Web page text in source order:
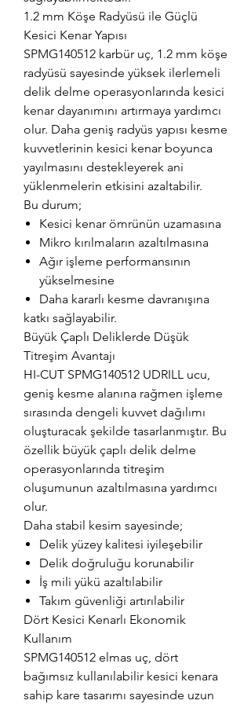
1.2 mm Köşe Radyüsü ile Güçlü
Kesici Kenar Yapısı
SPMG140512 karbür uç, 1.2 mm köşe
radyüsü sayesinde yüksek ilerlemeli
delik delme operasyonlarında kesici
kenar dayanımını artırmaya yardımcı
olur. Daha geniş radyüs yapısı kesme
kuvvetlerinin kesici kenar boyunca
yayılmasını destekleyerek ani
yüklenmelerin etkisini azaltabilir.
Bu durum;
Kesici kenar ömrünün uzamasına
Mikro kırılmaların azaltılmasına
Ağır işleme performansının
yükselmesine
Daha kararlı kesme davranışına
katkı sağlayabilir.
Büyük Çaplı Deliklerde Düşük
Titreşim Avantajı
HI-CUT SPMG140512 UDRILL ucu,
geniş kesme alanına rağmen işleme
sırasında dengeli kuvvet dağılımı
oluşturacak şekilde tasarlanmıştır. Bu
özellik büyük çaplı delik delme
operasyonlarında titreşim
oluşumunun azaltılmasına yardımcı
olur.
Daha stabil kesim sayesinde;
Delik yüzey kalitesi iyileşebilir
Delik doğruluğu korunabilir
İş mili yükü azaltılabilir
Takım güvenliği artırılabilir
Dört Kesici Kenarlı Ekonomik
Kullanım
SPMG140512 elmas uç, dört
bağımsız kullanılabilir kesici kenara
sahip kare tasarımı sayesinde uzun